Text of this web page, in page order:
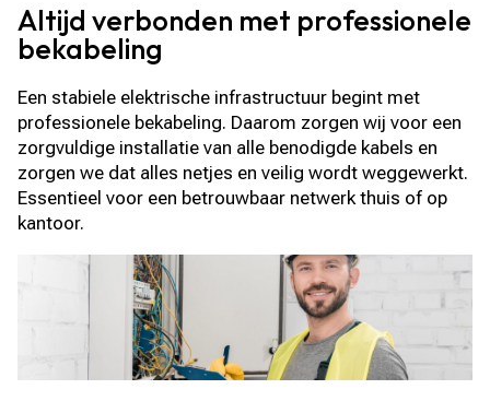
Altijd verbonden met professionele
bekabeling
Een stabiele elektrische infrastructuur begint met
professionele bekabeling. Daarom zorgen wij voor een
zorgvuldige installatie van alle benodigde kabels en
zorgen we dat alles netjes en veilig wordt weggewerkt.
Essentieel voor een betrouwbaar netwerk thuis of op
kantoor.